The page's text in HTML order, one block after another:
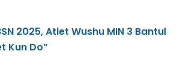
2025, Atlet Wushu MIN 3 Bantul
Kun Do”